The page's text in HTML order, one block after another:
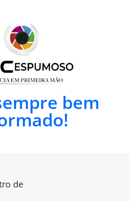
bem
de